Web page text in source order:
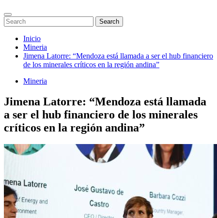
Enter
Keyword
Search
for:
Search
Search
Saltar
contenido
Inicio
Mineria
Jimena Latorre: “Mendoza está llamada a ser el hub financiero
de los minerales críticos en la región andina”
Mineria
Jimena Latorre: “Mendoza está llamada
a ser el hub financiero de los minerales
críticos en la región andina”